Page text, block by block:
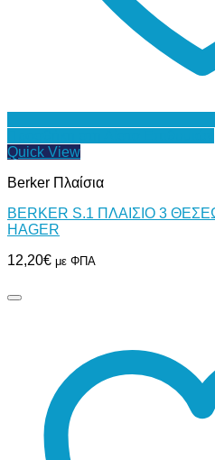
Quick View
Berker Πλαίσια
BERKER S.1 ΠΛΑΙΣΙΟ 3
HAGER
12,20€ με ΦΠΑ